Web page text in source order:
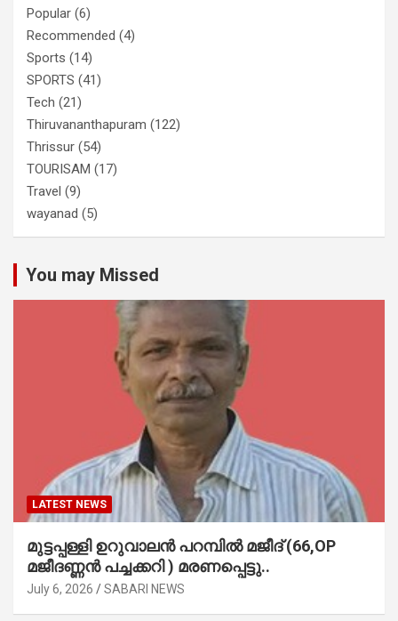
Popular (6)
Recommended (4)
Sports (14)
SPORTS (41)
Tech (21)
Thiruvananthapuram (122)
Thrissur (54)
TOURISAM (17)
Travel (9)
wayanad (5)
You may Missed
LATEST NEWS
മുട്ടപ്പള്ളി ഉറുവാലൻ പറമ്പിൽ മജീദ് (66,OP
മജീദണ്ണൻ പച്ചക്കറി ) മരണപ്പെട്ടു..
July 6, 2026 SABARI NEWS